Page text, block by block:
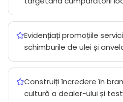
Evidențiați promoțiile
schimburile de ulei și
Construiți încredere în
cultură a dealer-ului și